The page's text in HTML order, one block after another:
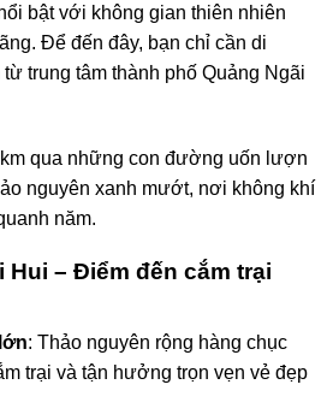
bật với không gian thiên nhiên
Để đến đây, bạn chỉ cần di
trung tâm thành phố Quảng Ngãi
qua những con đường uốn lượn
nguyên xanh mướt, nơi không khí
năm.
Hui – Điểm đến cắm trại
: Thảo nguyên rộng hàng chục
trại và tận hưởng trọn vẹn vẻ đẹp